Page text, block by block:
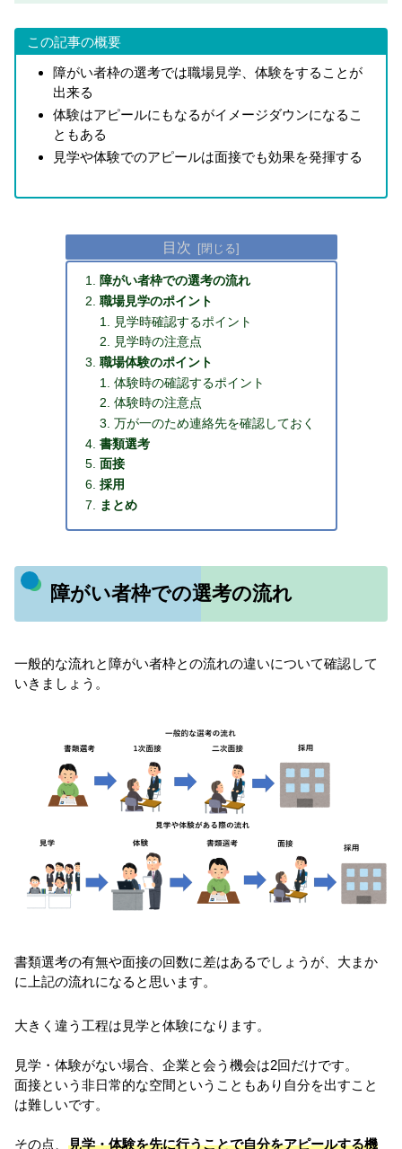
この記事の概要
障がい者枠の選考では職場見学、体験をすることが
出来る
体験はアピールにもなるがイメージダウンになるこ
ともある
見学や体験でのアピールは面接でも効果を発揮する
目次
障がい者枠での選考の流れ
職場見学のポイント
見学時確認するポイント
見学時の注意点
職場体験のポイント
体験時の確認するポイント
体験時の注意点
万が一のため連絡先を確認しておく
書類選考
面接
採用
まとめ
障がい者枠での選考の流れ
一般的な流れと障がい者枠との流れの違いについて確認して
いきましょう。
書類選考の有無や面接の回数に差はあるでしょうが、大まか
に上記の流れになると思います。
大きく違う工程は見学と体験になります。
見学・体験がない場合、企業と会う機会は2回だけです。
面接という非日常的な空間ということもあり自分を出すこと
は難しいです。
その点、 見学・体験を先に行うことで自分をアピールする機